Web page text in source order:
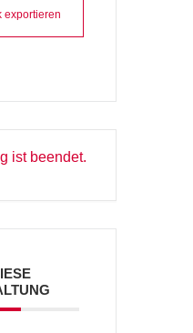
exportieren
ist beendet.